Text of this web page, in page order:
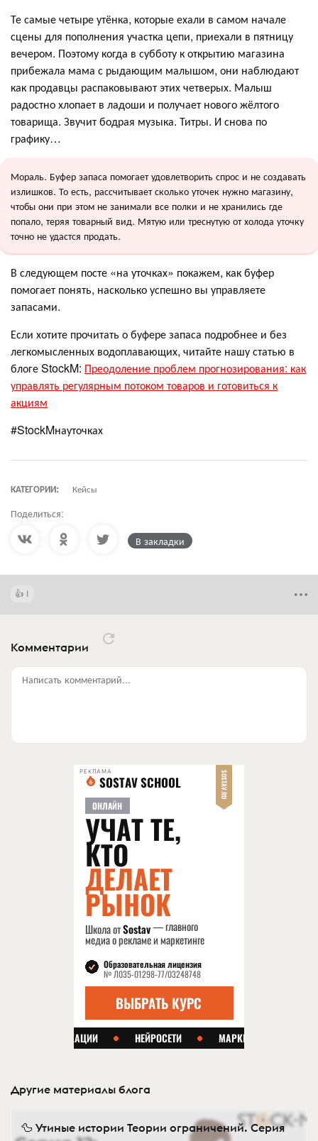
Те самые четыре утёнка, которые ехали в самом начале
сцены для пополнения участка цепи, приехали в пятницу
вечером. Поэтому когда в субботу к открытию магазина
прибежала мама с рыдающим малышом, они наблюдают
как продавцы распаковывают этих четверых. Малыш
радостно хлопает в ладоши и получает нового жёлтого
товарища. Звучит бодрая музыка. Титры. И снова по
графику…
Мораль. Буфер запаса помогает удовлетворить спрос и не создавать
излишков. То есть, рассчитывает сколько уточек нужно магазину,
чтобы они при этом не занимали все полки и не хранились где
попало, теряя товарный вид. Мятую или треснутую от холода уточку
точно не удастся продать.
В следующем посте «на уточках» покажем, как буфер
помогает понять, насколько успешно вы управляете
запасами.
Если хотите прочитать о буфере запаса подробнее и без
легкомысленных водоплавающих, читайте нашу статью в
блоге StockM: Преодоление проблем прогнозирования: как
управлять регулярным потоком товаров и готовиться к
акциям
#StockMнауточках
КАТЕГОРИИ: Кейсы
Поделиться:
В закладки
1
Комментарии
Написать комментарий...
РЕКЛАМА
Другие материалы блога
🦆 Утиные истории Теории ограничений. Серия